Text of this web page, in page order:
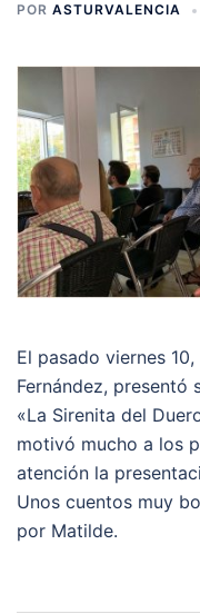
POR ASTURVALENCIA
El pasado viernes
Fernández, presentó
«La Sirenita del
motivó mucho a los
atención la
Unos cuentos muy
por Matilde.